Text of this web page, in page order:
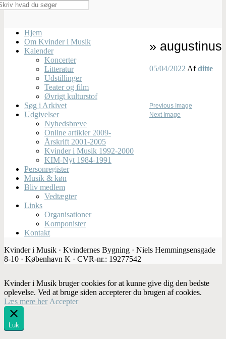
» augustinus
05/04/2022 Afditte
Previous Image
Next Image
Hjem
Om Kvinder i Musik
Kalender
Koncerter
Litteratur
Udstillinger
Teater og film
Øvrigt kulturstof
Søg i Arkivet
Udgivelser
Nyhedsbreve
Online artikler 2009-
Årskrift 2001-2005
Kvinder i Musik 1992-2000
KIM-Nyt 1984-1991
Personregister
Musik & køn
Bliv medlem
Vedtægter
Links
Organisationer
Komponister
Kontakt
Kvinder i Musik · Kvindernes Bygning · Niels Hemmingsensgade
8-10 · København K · CVR-nr.: 19277542
Kvinder i Musik bruger cookies for at kunne give dig den bedste
oplevelse. Ved at bruge siden accepterer du brugen af cookies.
Læs mere her Accepter
Luk